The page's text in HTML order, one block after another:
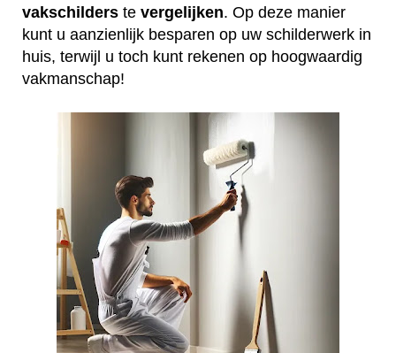
vakschilders te vergelijken. Op deze manier
kunt u aanzienlijk besparen op uw schilderwerk in
huis, terwijl u toch kunt rekenen op hoogwaardig
vakmanschap!